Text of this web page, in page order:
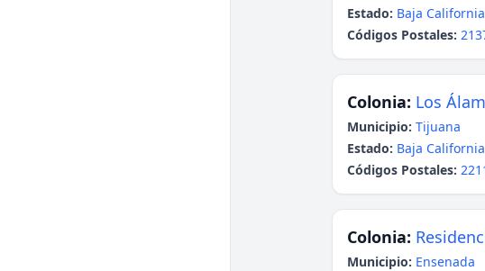
Estado: Baja California
Códigos Postales:
Colonia: Los
Municipio: Tijuana
Estado: Baja California
Códigos Postales:
Colonia:
Municipio: Ensenada